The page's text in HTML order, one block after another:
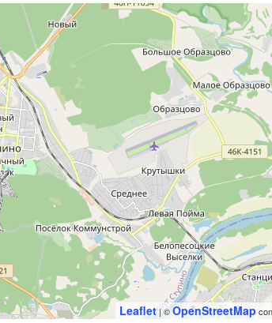
Leaflet| ©OpenStreetMap